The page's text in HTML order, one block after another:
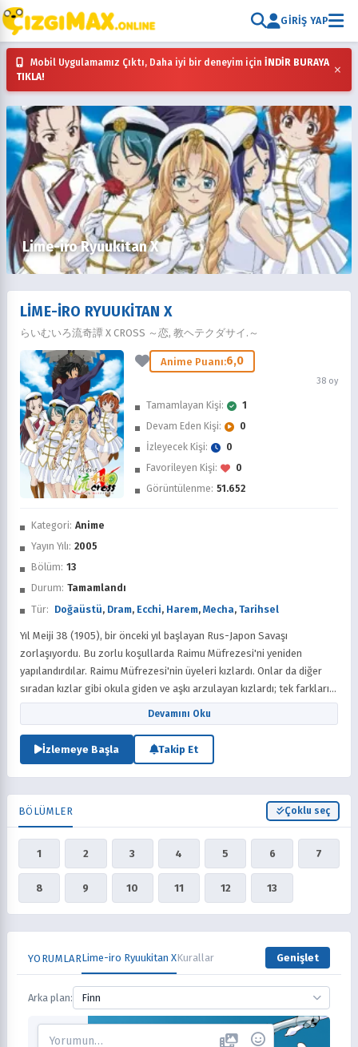
GIRIŞ YAP
Mobil Uygulamamız Çıktı, Daha iyi bir deneyim için İNDİR BURAYA
TIKLA!
×
Lime-iro Ryuukitan X
İzledim
Favorilere Ekle
Sonra İzle
LIME-IRO RYUUKITAN X
らいむいろ流奇譚 X CROSS ～恋, 教ヘテクダサイ.～
Anime Puanı:6,0
38 oy
Kategori: Anime
Yayın Yılı: 2005
Bölüm: 13
Durum: Tamamlandı
Tür: Doğaüstü, Dram, Ecchi, Harem, Mecha, Tarihsel
Tamamlayan Kişi:
1
Devam Eden Kişi:
0
İzleyecek Kişi:
0
Favorileyen Kişi:
0
Görüntülenme: 51.652
Yıl Meiji 38 (1905), bir önceki yıl başlayan Rus-Japon Savaşı
zorlaşıyordu. Bu zorlu koşullarda Raimu Müfrezesi'ni yeniden
yapılandırdılar. Raimu Müfrezesi'nin üyeleri kızlardı. Onlar da diğer
sıradan kızlar gibi okula giden ve aşkı arzulayan kızlardı; tek farkları
'Raimu'ya sahip olmalarıydı. Inukai Tsuyoshiro, müfrezenin lideri
olarak yeni seçilen genç bir adamdı. Japonya için savaşma konusunda
hırslıydı. Genç adam beş kızla tanıştığında, 'Raimu'nun yeni bölümü
başladı. (Kaynak: AnimeNfo)
Devamını Oku
İzlemeye Başla Takip Et
BÖLÜMLER Çoklu seç
1 2 3 4 5 6 7
8 9 10 11 12 13
YORUMLARLime-iro Ryuukitan XKurallar Genişlet
Arka plan: Finn